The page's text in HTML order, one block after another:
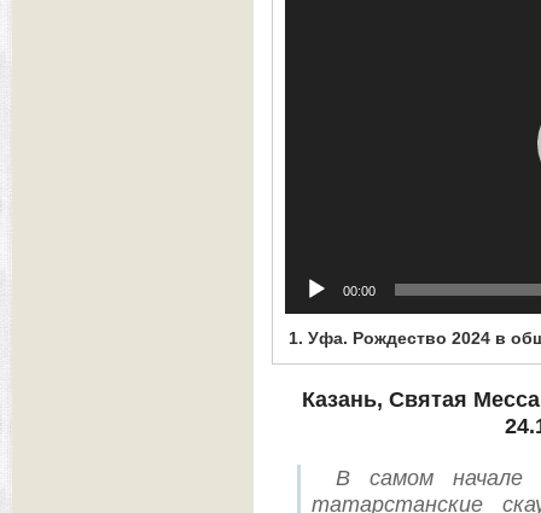
00:00
1. Уфа. Рождество 2024 в
Казань, Святая
В самом начале
татарстанские